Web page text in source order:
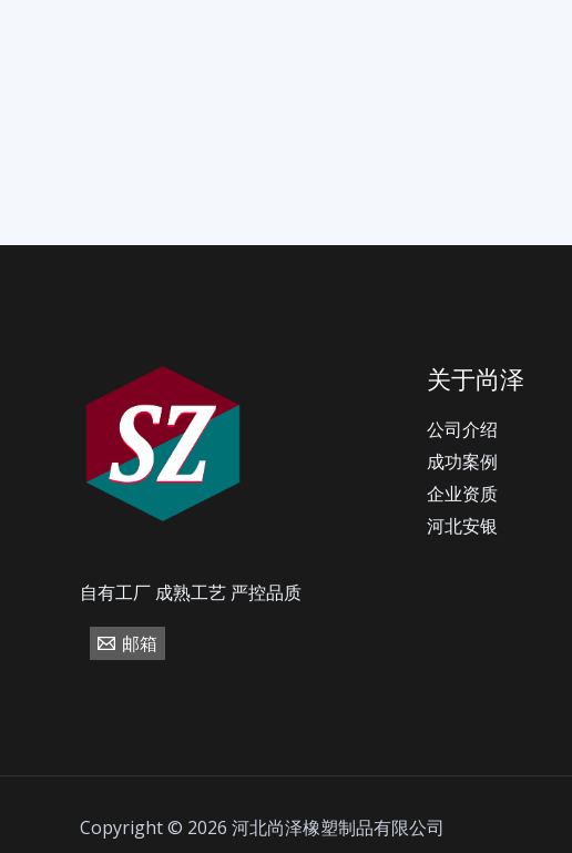
自有工厂 成熟工艺 严控品质
邮箱
关于尚泽
公司介绍
成功案例
企业资质
河北安银
Copyright © 2026 河北尚泽橡塑制品有限公司